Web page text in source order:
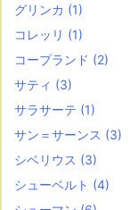
グリンカ (1)
コレッリ (1)
コープランド (2)
サティ (3)
サラサーテ (1)
サン＝サーンス (3)
シベリウス (3)
シューベルト (4)